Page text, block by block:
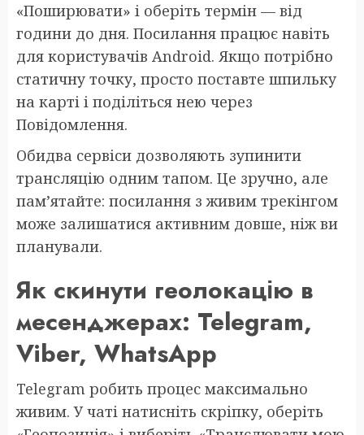
«Поширювати» і оберіть термін — від
години до дня. Посилання працює навіть
для користувачів Android. Якщо потрібно
статичну точку, просто поставте шпильку
на карті і поділіться нею через
Повідомлення.
Обидва сервіси дозволяють зупинити
трансляцію одним тапом. Це зручно, але
пам’ятайте: посилання з живим трекінгом
може залишатися активним довше, ніж ви
планували.
Як скинути геолокацію в
месенджерах: Telegram,
Viber, WhatsApp
Telegram робить процес максимально
живим. У чаті натисніть скріпку, оберіть